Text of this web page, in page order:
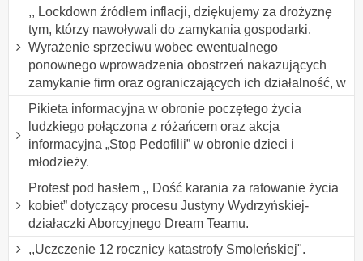
,, Lockdown źródłem inflacji, dziękujemy za drożyznę
tym, którzy nawoływali do zamykania gospodarki.
Wyrażenie sprzeciwu wobec ewentualnego
ponownego wprowadzenia obostrzeń nakazujących
zamykanie firm oraz ograniczających ich działalność, w
Pikieta informacyjna w obronie poczętego życia
ludzkiego połączona z różańcem oraz akcja
informacyjna „Stop Pedofilii” w obronie dzieci i
młodzieży.
Protest pod hasłem ,, Dość karania za ratowanie życia
kobiet” dotyczący procesu Justyny Wydrzyńskiej-
działaczki Aborcyjnego Dream Teamu.
,,Uczczenie 12 rocznicy katastrofy Smoleńskiej".